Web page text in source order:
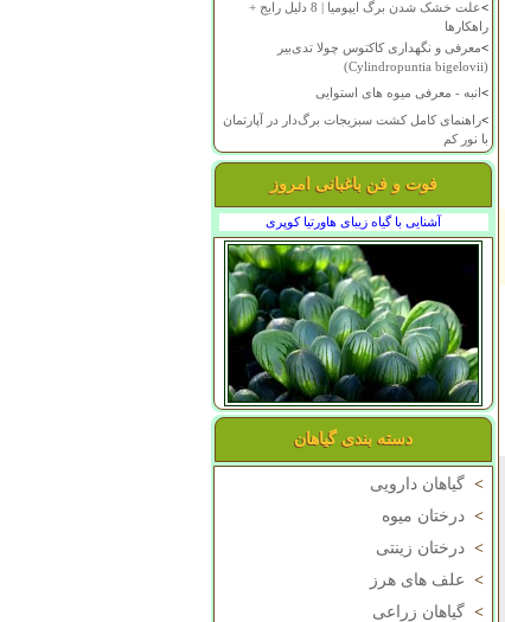
>
علت خشک شدن برگ ایپومیا | 8 دلیل رایج +
راهکارها
>معرفی و نگهداری کاکتوس چولا تدی‌بیر
(Cylindropuntia bigelovii)
>انبه - معرفی میوه های استوایی
>راهنمای کامل کشت سبزیجات برگ‌دار در آپارتمان
با نور کم
فوت و فن باغبانی امروز
آشنایی با گیاه زیبای هاورتیا کوپری
دسته بندی گیاهان
> گیاهان دارویی
> درختان میوه
> درختان زینتی
> علف های هرز
> گیاهان زراعی